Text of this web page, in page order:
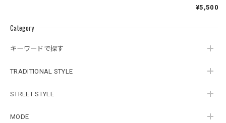
Category
キーワードで探す
TRADITIONAL STYLE
STREET STYLE
MODE
¥5,500